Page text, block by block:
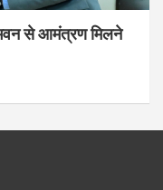
भवन से आमंत्रण मिलने